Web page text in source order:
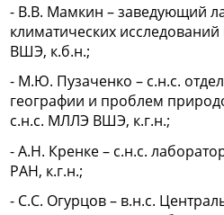
- В.В. Мамкин – заведующий
климатических
ВШЭ, к.б.н.;
- М.Ю. Пузаченко – с.н.с.
географии и проблем
с.н.с. МЛЛЭ ВШЭ, к.г.н.;
- А.Н. Кренке – с.н.с.
РАН, к.г.н.;
- С.С. Огурцов – в.н.с.